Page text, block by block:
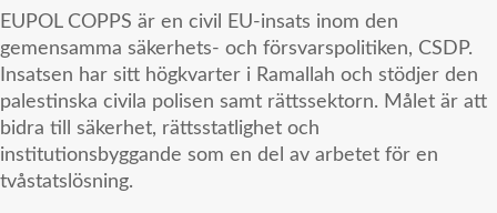
EUPOL COPPS är en civil EU-insats inom den
gemensamma säkerhets- och försvarspolitiken, CSDP.
Insatsen har sitt högkvarter i Ramallah och stödjer den
palestinska civila polisen samt rättssektorn. Målet är att
bidra till säkerhet, rättsstatlighet och
institutionsbyggande som en del av arbetet för en
tvåstatslösning.